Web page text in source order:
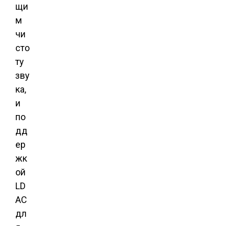
щи
м
чи
сто
ту
зву
ка,
и
по
дд
ер
жк
ой
LD
AC
дл